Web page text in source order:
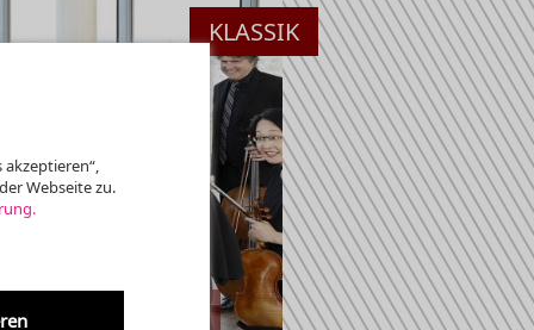
KLASSIK
Webseite zu.